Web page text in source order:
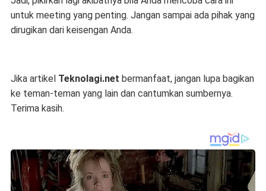
untuk meeting yang penting. Jangan sampai ada pihak yang
dirugikan dari keisengan Anda.
Jika artikel Teknolagi.net bermanfaat, jangan lupa bagikan
ke teman-teman yang lain dan cantumkan sumbernya.
Terima kasih.